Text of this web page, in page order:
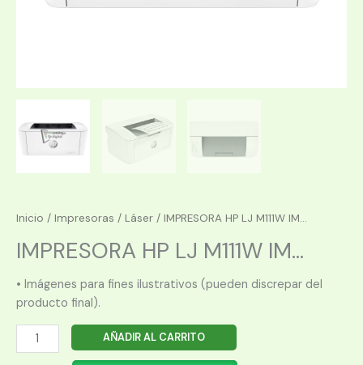
Inicio / Impresoras / Láser / IMPRESORA HP LJ M111W IM...
IMPRESORA HP LJ M111W IM...
• Imágenes para fines ilustrativos (pueden discrepar del
producto final).
IMPRESORA
HP
AÑADIR AL CARRITO